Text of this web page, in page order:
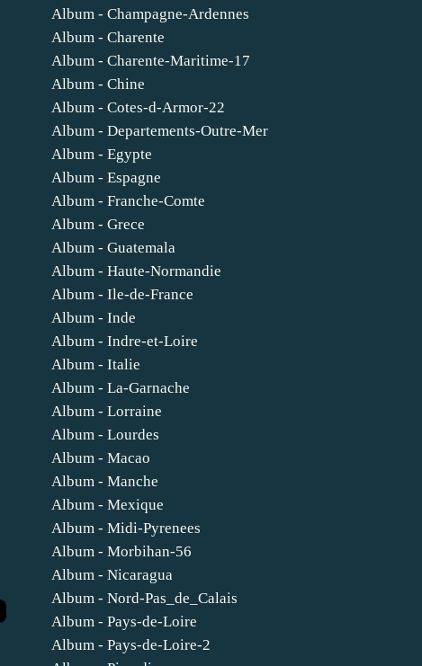
Album - Champagne-Ardennes
Album - Charente
Album - Charente-Maritime-17
Album - Chine
Album - Cotes-d-Armor-22
Album - Departements-Outre-Mer
Album - Egypte
Album - Espagne
Album - Franche-Comte
Album - Grece
Album - Guatemala
Album - Haute-Normandie
Album - Ile-de-France
Album - Inde
Album - Indre-et-Loire
Album - Italie
Album - La-Garnache
Album - Lorraine
Album - Lourdes
Album - Macao
Album - Manche
Album - Mexique
Album - Midi-Pyrenees
Album - Morbihan-56
Album - Nicaragua
Album - Nord-Pas_de_Calais
Album - Pays-de-Loire
Album - Pays-de-Loire-2